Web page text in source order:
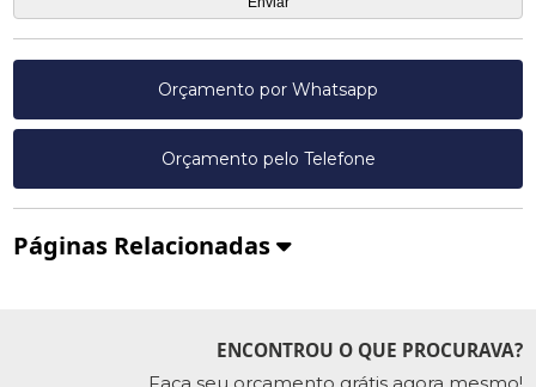
Orçamento por Whatsapp
Orçamento pelo Telefone
Páginas Relacionadas
ENCONTROU O QUE PROCURAVA?